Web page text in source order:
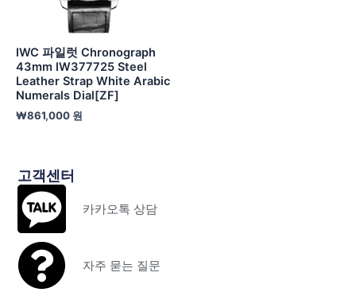
IWC 파일럿 Chronograph
43mm IW377725 Steel
Leather Strap White Arabic
Numerals Dial[ZF]
₩861,000 원
고객센터
카카오톡 상담
자주 묻는 질문